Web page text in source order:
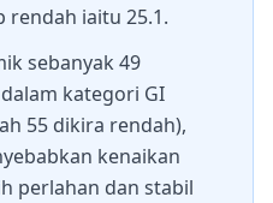
rendah iaitu 25.1.
sebanyak 49
kategori GI
55 dikira rendah),
kenaikan
perlahan dan stabil